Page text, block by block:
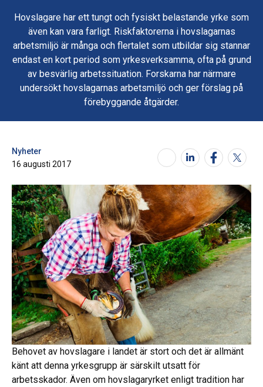
Hovslagare har ett tungt och fysiskt belastande yrke som
även kan vara farligt. Riskfaktorerna i hovslagarnas
arbetsmiljö är många och flertalet som utbildar sig stannar
endast en kort period som yrkesverksamma, ofta på grund
av besvärlig arbetssituation. Forskarna har närmare
undersökt hovslagarnas arbetsmiljö och ger förslag på
förebyggande åtgärder.
Nyheter
16 augusti 2017
Behovet av hovslagare i landet är stort och det är allmänt
känt att denna yrkesgrupp är särskilt utsatt för
arbetsskador. Även om hovslagaryrket enligt tradition har